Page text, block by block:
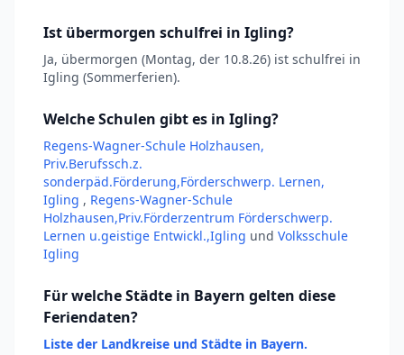
Ist übermorgen schulfrei in Igling?
Ja, übermorgen (Montag, der 10.8.26) ist schulfrei in
Igling (Sommerferien).
Welche Schulen gibt es in Igling?
Regens-Wagner-Schule Holzhausen,
Priv.Berufssch.z.
sonderpäd.Förderung,Förderschwerp. Lernen,
Igling , Regens-Wagner-Schule
Holzhausen,Priv.Förderzentrum Förderschwerp.
Lernen u.geistige Entwickl.,Igling und Volksschule
Igling
Für welche Städte in Bayern gelten diese
Feriendaten?
Liste der Landkreise und Städte in Bayern.